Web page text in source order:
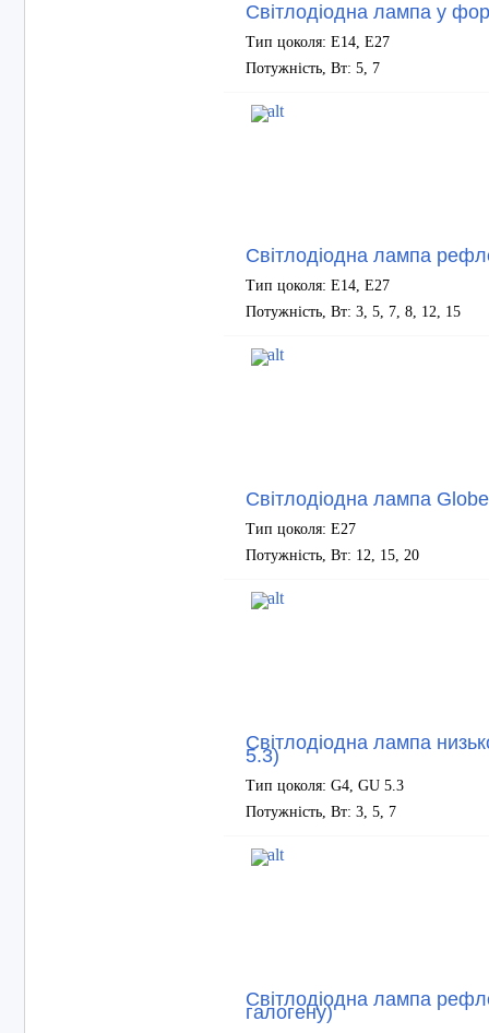
Світлодіодна лампа у
Тип цоколя: Е14, Е27
Потужність, Вт: 5, 7
Світлодіодна лампа
Тип цоколя: E14, E27
Потужність, Вт: 3, 5, 7, 8, 12, 15
Світлодіодна лампа
Тип цоколя: E27
Потужність, Вт: 12, 15, 20
Світлодіодна лампа
5.3)
Тип цоколя: G4, GU 5.3
Потужність, Вт: 3, 5, 7
Світлодіодна лампа
галогену)